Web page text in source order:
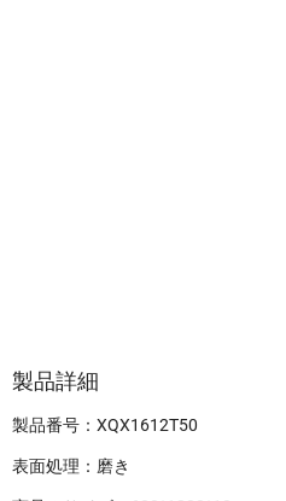
製品詳細
製品番号：XQX1612T50
表面処理：磨き